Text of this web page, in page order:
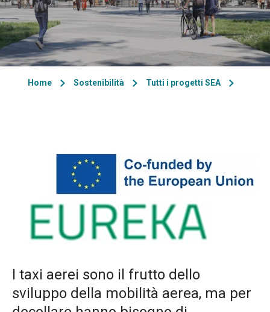
Home Sostenibilità Tutti i progetti SEA
I taxi aerei sono il frutto dello
sviluppo della mobilità aerea, ma per